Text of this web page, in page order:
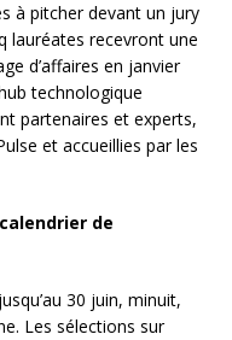
à pitcher devant un jury
lauréates recevront une
d’affaires en janvier
technologique
partenaires et experts,
et accueillies par les
de
30 juin, minuit,
Les sélections sur